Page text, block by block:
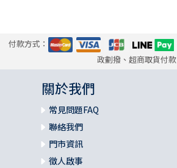
付款方式：
政劃撥、超商取貨付款
關於我們
常見問題FAQ
聯絡我們
門市資訊
徵人啟事